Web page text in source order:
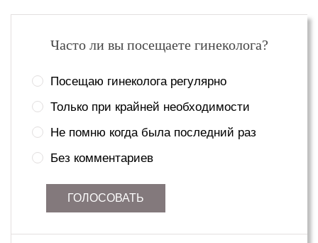
Часто ли вы посещаете гинеколога?
Посещаю гинеколога регулярно
Только при крайней необходимости
Не помню когда была последний раз
Без комментариев
ГОЛОСОВАТЬ